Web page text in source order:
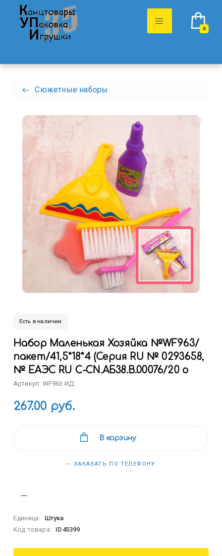
0
Сюжетные наборы
Есть в наличии
Набор Маленькая Хозяйка №WF963/
пакет/41,5*18*4 (Серия RU № 0293658,
№ ЕАЭС RU C-CN.АБ38.B.00076/20 о
Артикул: WF963 ИД
267.00 руб.
В корзину
— ЗАКАЗАТЬ ПО ТЕЛЕФОНУ
Единица:
Штука
Код товара:
ID45399